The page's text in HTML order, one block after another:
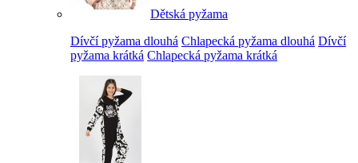
Dětská pyžama
Dívčí pyžama dlouhá Chlapecká pyžama dlouhá Dívčí
pyžama krátká Chlapecká pyžama krátká